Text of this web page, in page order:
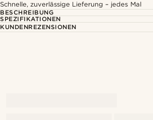
Schnelle, zuverlässige Lieferung – jedes Mal
BESCHREIBUNG
SPEZIFIKATIONEN
KUNDENREZENSIONEN